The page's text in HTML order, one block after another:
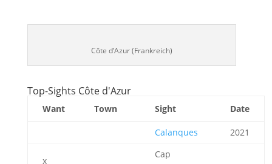
Côte d’Azur (Frankreich)
Top-Sights Côte d'Azur
Want Town Sight Date
Calanques 2021
x
Cap